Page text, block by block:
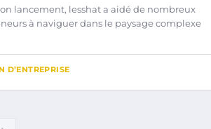
lancement, lesshat a aidé de nombreux
à naviguer dans le paysage complexe
D’ENTREPRISE